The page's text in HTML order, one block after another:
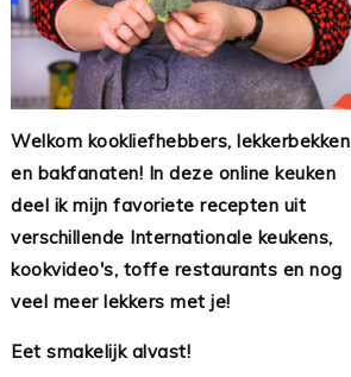
Welkom kookliefhebbers, lekkerbekken
en bakfanaten! In deze online keuken
deel ik mijn favoriete recepten uit
verschillende Internationale keukens,
kookvideo's, toffe restaurants en nog
veel meer lekkers met je!
Eet smakelijk alvast!